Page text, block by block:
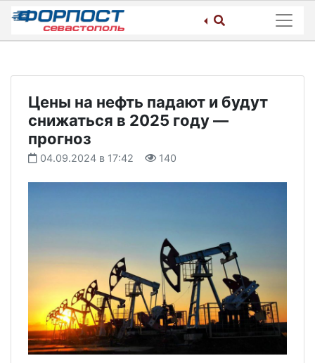
Skip
content
Цены на нефть падают и будут
снижаться в 2025 году —
прогноз
04.09.2024 в 17:42 140